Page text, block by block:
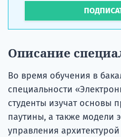
Описание
Во время обучения в
специальности
студенты изучат основы
паутины, а также модели
управления